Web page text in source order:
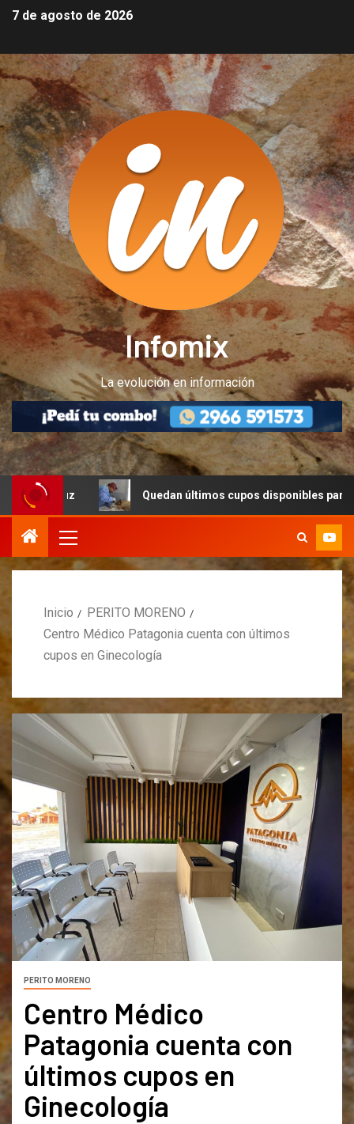
7 de agosto de 2026
Infomix
La evolución en información
Quedan últimos cupos disponibles para
Inicio
PERITO MORENO
Centro Médico Patagonia cuenta con últimos
cupos en Ginecología
PERITO MORENO
Centro Médico
Patagonia cuenta con
últimos cupos en
Ginecología